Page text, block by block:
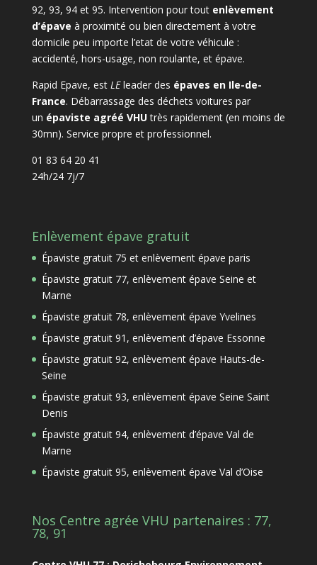
92, 93, 94 et 95. Intervention pour tout enlèvement
d’épave à proximité ou bien directement à votre
domicile peu importe l’etat de votre véhicule :
accidenté, hors-usage, non roulante, et épave.
Rapid Epave, est LEleader des épaves en Ile-de-
France. Débarrassage des déchets voitures par
un épaviste agréé VHUtrès rapidement (en moins de
30mn). Service propre et professionnel.
01 83 64 20 41
24h/24 7j/7
Enlèvement épave gratuit
Épaviste gratuit 75 et enlèvement épave paris
Épaviste gratuit 77, enlèvement épave Seine et
Marne
Épaviste gratuit 78, enlèvement épave Yvelines
Épaviste gratuit 91, enlèvement d’épave Essonne
Épaviste gratuit 92, enlèvement épave Hauts-de-
Seine
Épaviste gratuit 93, enlèvement épave Seine Saint
Denis
Épaviste gratuit 94, enlèvement d’épave Val de
Marne
Épaviste gratuit 95, enlèvement épave Val d’Oise
Nos Centre agrée VHU partenaires : 77,
78, 91